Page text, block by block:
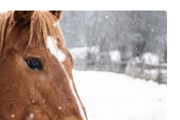
& Education Center.
2023.
1/post/2018/08/from-
Hauschka, P. V., Donahue, G.